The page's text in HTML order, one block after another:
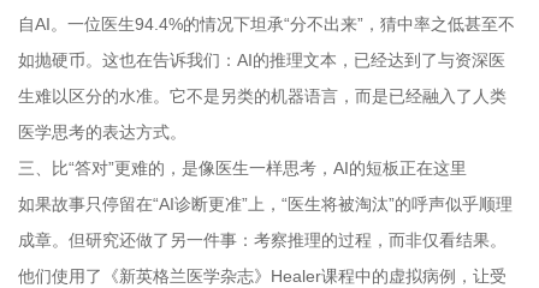
自AI。一位医生94.4%的情况下坦承“分不出来”，猜中率之低甚至不
如抛硬币。这也在告诉我们：AI的推理文本，已经达到了与资深医
生难以区分的水准。它不是另类的机器语言，而是已经融入了人类
医学思考的表达方式。
三、比“答对”更难的，是像医生一样思考，AI的短板正在这里
如果故事只停留在“AI诊断更准”上，“医生将被淘汰”的呼声似乎顺理
成章。但研究还做了另一件事：考察推理的过程，而非仅看结果。
他们使用了《新英格兰医学杂志》Healer课程中的虚拟病例，让受